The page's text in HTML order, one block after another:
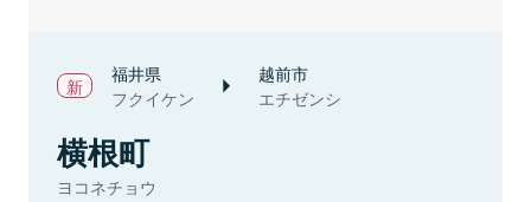
福井県
フクイケン
越前市
エチゼンシ
横根町
ヨコネチョウ